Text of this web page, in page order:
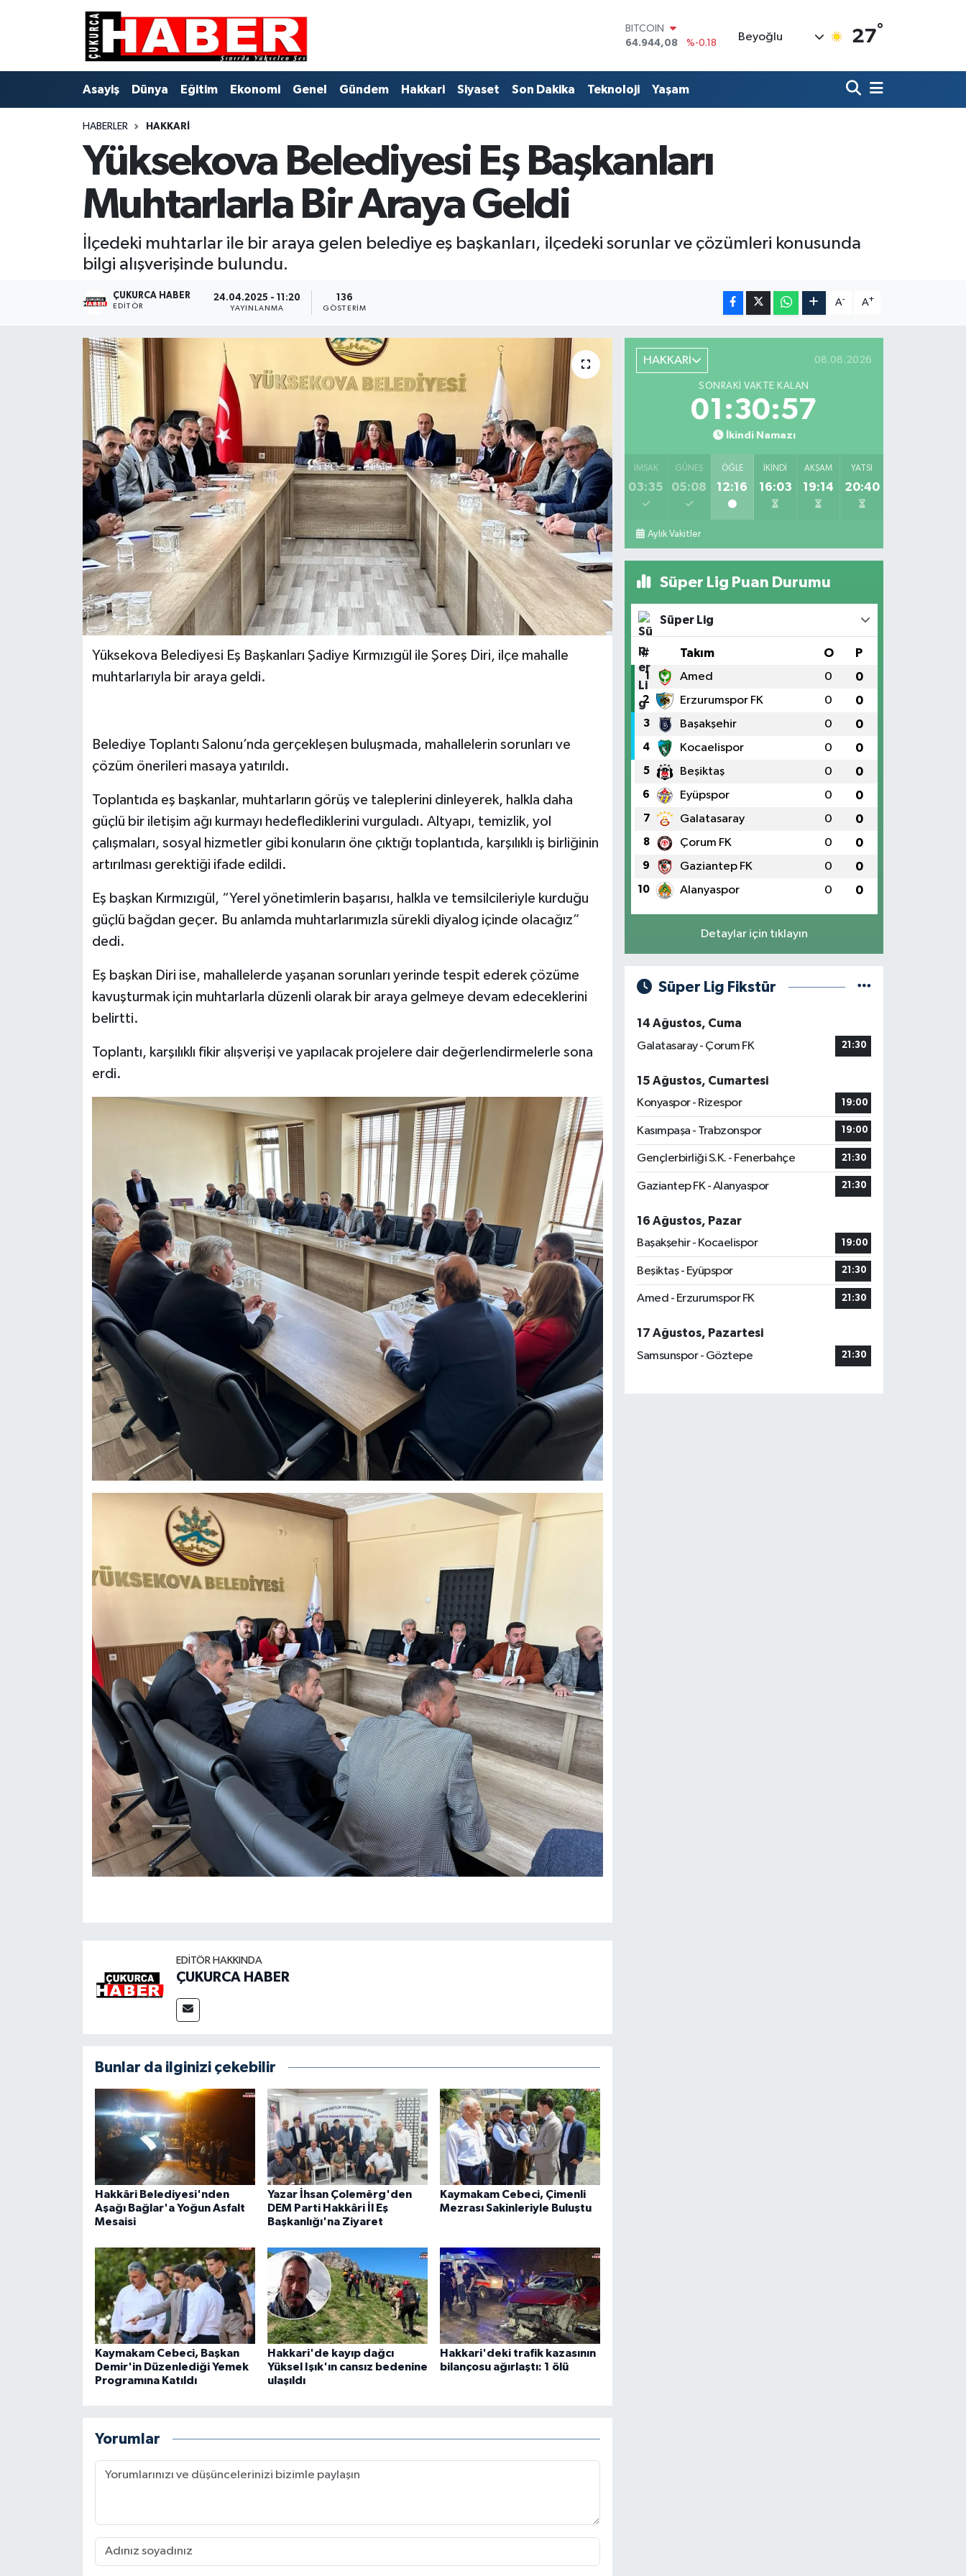
DOLAR
47,7436
%0.18
55,2510
%0.32
STERLİN
BİST100
13.779
%-14
BITCOIN
Beyoğlu 27°
Asayiş Dünya Eğitim Ekonomi Genel Gündem Hakkari Siyaset Son Dakika Teknoloji Yaşam
HABERLER HAKKARI
Yüksekova Belediyesi Eş Başkanları
Muhtarlarla Bir Araya Geldi
İlçedeki muhtarlar ile bir araya gelen belediye eş başkanları, ilçedeki sorunlar ve çözümleri konusunda
bilgi alışverişinde bulundu.
ÇUKURCA HABER
EDITÖR
24.04.2025 - 11:20
YAYINLANMA
136
GÖSTERIM
A- A+
Yüksekova Belediyesi Eş Başkanları Şadiye Kırmızıgül ile Şoreş Diri, ilçe mahalle
muhtarlarıyla bir araya geldi.
Belediye Toplantı Salonu’nda gerçekleşen buluşmada, mahallelerin sorunları ve
çözüm önerileri masaya yatırıldı.
Toplantıda eş başkanlar, muhtarların görüş ve taleplerini dinleyerek, halkla daha
güçlü bir iletişim ağı kurmayı hedeflediklerini vurguladı. Altyapı, temizlik, yol
çalışmaları, sosyal hizmetler gibi konuların öne çıktığı toplantıda, karşılıklı iş birliğinin
artırılması gerektiği ifade edildi.
Eş başkan Kırmızıgül, “Yerel yönetimlerin başarısı, halkla ve temsilcileriyle kurduğu
güçlü bağdan geçer. Bu anlamda muhtarlarımızla sürekli diyalog içinde olacağız”
dedi.
Eş başkan Diri ise, mahallelerde yaşanan sorunları yerinde tespit ederek çözüme
kavuşturmak için muhtarlarla düzenli olarak bir araya gelmeye devam edeceklerini
belirtti.
Toplantı, karşılıklı fikir alışverişi ve yapılacak projelere dair değerlendirmelerle sona
erdi.
EDITÖR HAKKINDA
ÇUKURCA HABER
Bunlar da ilginizi çekebilir
Hakkâri Belediyesi'nden
Aşağı Bağlar'a Yoğun Asfalt
Mesaisi
Yazar İhsan Çolemêrg'den
DEM Parti Hakkâri İl Eş
Başkanlığı'na Ziyaret
Kaymakam Cebeci, Çimenli
Mezrası Sakinleriyle Buluştu
Kaymakam Cebeci, Başkan
Demir'in Düzenlediği Yemek
Programına Katıldı
Hakkari'de kayıp dağcı
Yüksel Işık'ın cansız bedenine
ulaşıldı
Hakkari'deki trafik kazasının
bilançosu ağırlaştı: 1 ölü
Yorumlar
HAKKARİ 08.08.2026
SONRAKI VAKTE KALAN
01:30:56
İkindi Namazı
İMSAK
03:35
GÜNEŞ
05:08
ÖĞLE
12:16
İKINDI
16:03
AKŞAM
19:14
YATSI
20:40
Aylık Vakitler
Süper Lig Puan Durumu
Süper Lig
# Takım O P
1 Amed 0 0
2 Erzurumspor FK 0 0
3 Başakşehir 0 0
4 Kocaelispor 0 0
5 Beşiktaş 0 0
6 Eyüpspor 0 0
7 Galatasaray 0 0
8 Çorum FK 0 0
9 Gaziantep FK 0 0
10 Alanyaspor 0 0
Detaylar için tıklayın
Süper Lig Fikstür
14 Ağustos, Cuma
Galatasaray - Çorum FK
21:30
15 Ağustos, Cumartesi
Konyaspor - Rizespor
19:00
Kasımpaşa - Trabzonspor 19:00
Gençlerbirliği S.K. - Fenerbahçe 21:30
Gaziantep FK - Alanyaspor 21:30
16 Ağustos, Pazar
Başakşehir - Kocaelispor
19:00
Beşiktaş - Eyüpspor 21:30
Amed - Erzurumspor FK 21:30
17 Ağustos, Pazartesi
Samsunspor - Göztepe
21:30
Ekonomi
Gündem
Son Dakika
Teknoloji
Hava Durumu
Trafik Durumu
Süper Lig Puan Durumu ve Fikstür
Tüm Manşetler
Son Dakika Haberleri
Haber Arşivi